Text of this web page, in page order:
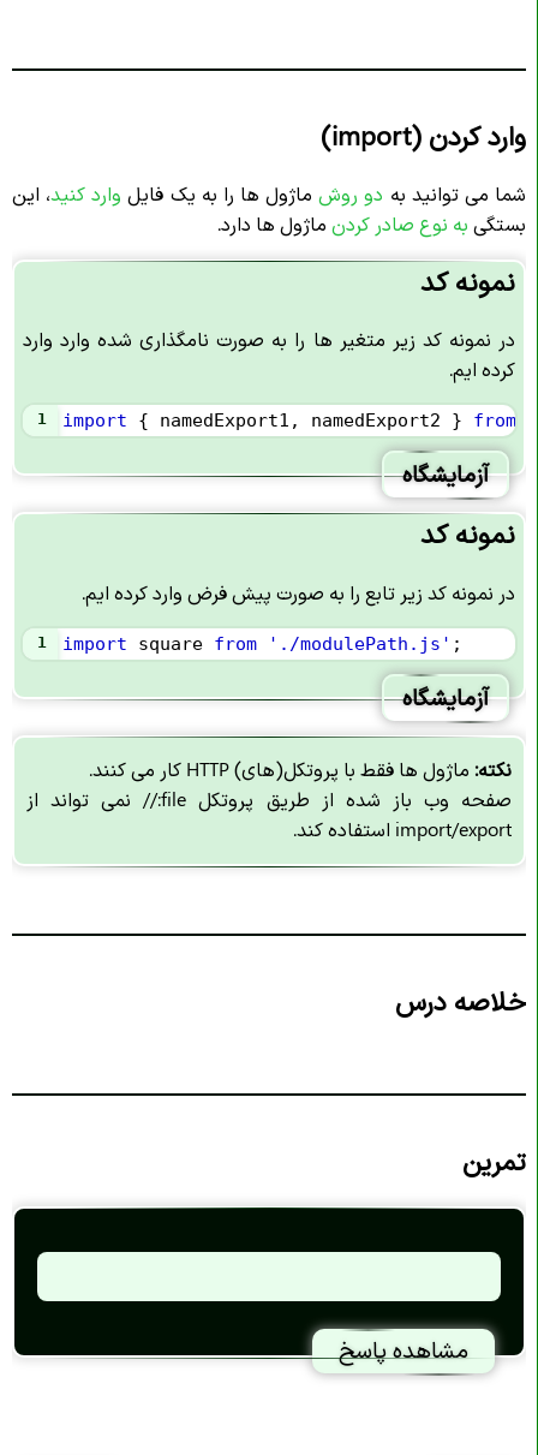
وارد کردن (import)
شما می توانید به دو روش ماژول ها را به یک فایل وارد کنید، این
بستگی به نوع صادر کردن ماژول ها دارد.
نمونه کد
در نمونه کد زیر متغیر ها را به صورت نامگذاری شده وارد وارد
کرده ایم.
1 import { namedExport1 , namedExport2 } from
آزمایشگاه
نمونه کد
در نمونه کد زیر تابع را به صورت پیش فرض وارد کرده ایم.
1 import square from './modulePath.js' ;
آزمایشگاه
نکته: ماژول ها فقط با پروتکل(های) HTTP کار می کنند.
صفحه وب باز شده از طریق پروتکل file:// نمی تواند از
import/export استفاده کند.
خلاصه درس
تمرین
مشاهده پاسخ